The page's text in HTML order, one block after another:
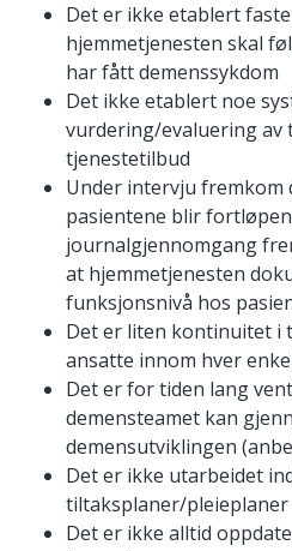
Det er ikke etablert
hjemmetjenesten skal
har fått demenssykdom
Det ikke etablert noe
vurdering/evaluering av
tjenestetilbud
Under intervju fremkom
pasientene blir
journalgjennomgang
at hjemmetjenesten
funksjonsnivå hos
Det er liten kontinuitet i
ansatte innom hver
Det er for tiden lang
demensteamet kan
demensutviklingen
Det er ikke utarbeidet
tiltaksplaner/pleieplaner
Det er ikke alltid